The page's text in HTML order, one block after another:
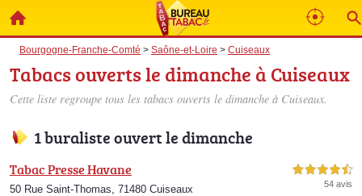
Bourgogne-Franche-Comté > Saône-et-Loire > Cuiseaux
Tabacs ouverts le dimanche à Cuiseaux
Cette liste regroupe tous les tabacs ouverts le dimanche à Cuiseaux.
1 buraliste ouvert le dimanche
Tabac Presse Havane
50 Rue Saint-Thomas, 71480 Cuiseaux
4,5 étoiles sur 5
54 avis